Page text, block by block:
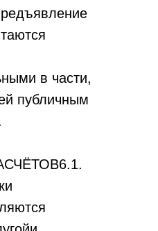
в части,
публичным